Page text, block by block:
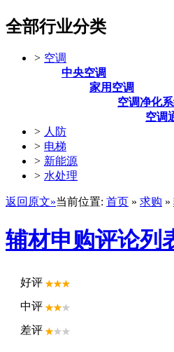
全部行业分类
> 空调
中央空调
家用空调
空调净化
空调
> 人防
> 电梯
> 新能源
> 水处理
返回原文»当前位置: 首页 » 求购 »
辅材申购评论列
好评
中评
差评